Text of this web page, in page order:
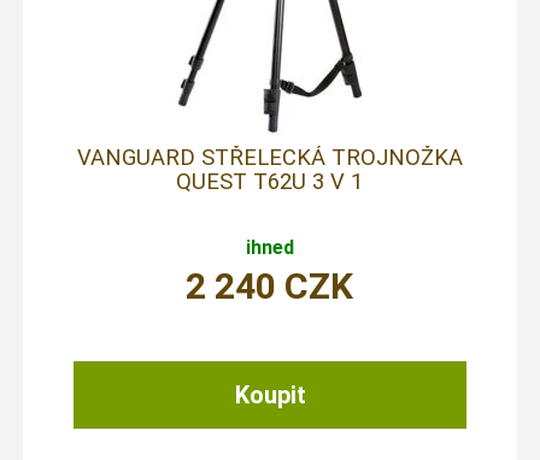
VANGUARD STŘELECKÁ TROJNOŽKA
QUEST T62U 3 V 1
ihned
2 240 CZK